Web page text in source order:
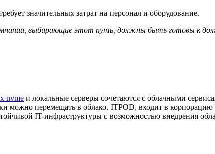
значительных затрат на персонал и оборудование.
выбирающие этот путь, должны быть готовы к
nvme и локальные серверы сочетаются с облачными
можно перемещать в облако. ITPOD, входит в
IT-инфраструктуры с возможностью внедрения